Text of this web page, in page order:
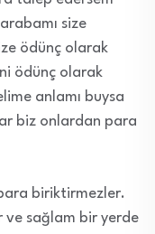
size
ödünç olarak
ödünç olarak
anlamı buysa
biz onlardan para
biriktirmezler.
ve sağlam bir yerde